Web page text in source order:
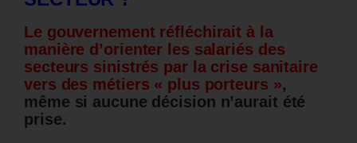
Le gouvernement réfléchirait à la
manière d’orienter les salariés des
secteurs sinistrés par la crise sanitaire
vers des métiers « plus porteurs »,
même si aucune décision n’aurait été
prise.